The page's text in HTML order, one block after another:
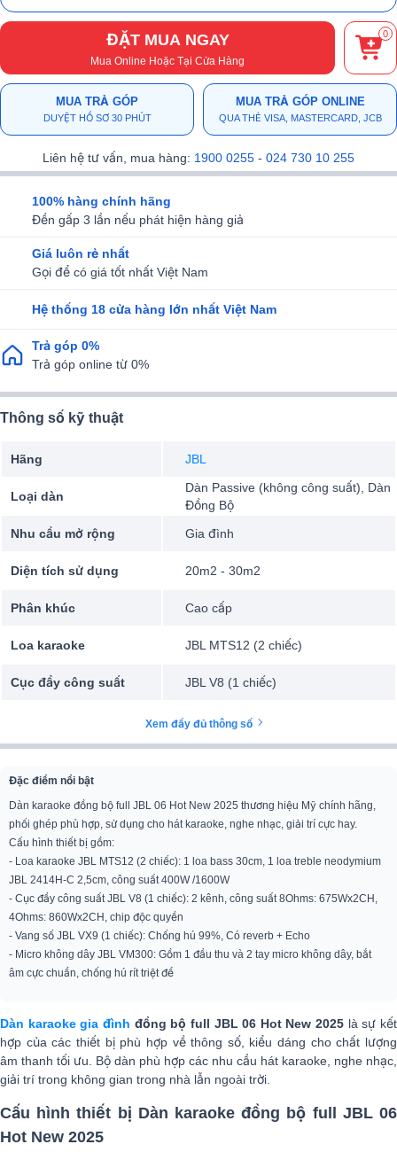
ĐẶT MUA NGAY
Mua Online Hoặc Tại Cửa Hàng
0
MUA TRẢ GÓP
DUYỆT HỒ SƠ 30 PHÚT
MUA TRẢ GÓP ONLINE
QUA THẺ VISA, MASTERCARD, JCB
Liên hệ tư vấn, mua hàng: 1900 0255 - 024 730 10 255
100% hàng chính hãng
Đền gấp 3 lần nếu phát hiện hàng giả
Giá luôn rẻ nhất
Gọi để có giá tốt nhất Việt Nam
Hệ thống 18 cửa hàng lớn nhất Việt Nam
Trả góp 0%
Trả góp online từ 0%
Thông số kỹ thuật
Hãng JBL
Loại dàn
Dàn Passive (không công suất), Dàn
Đồng Bộ
Nhu cầu mở rộng
Gia đình
Diện tích sử dụng 20m2 - 30m2
Phân khúc Cao cấp
Loa karaoke JBL MTS12 (2 chiếc)
Cục đẩy công suất JBL V8 (1 chiếc)
JBL VX9 (1 chiếc)
Xem đầy đủ thông số
Đặc điểm nổi bật
Dàn karaoke đồng bộ full JBL 06 Hot New 2025 thương hiệu Mỹ chính hãng,
phối ghép phù hợp, sử dụng cho hát karaoke, nghe nhạc, giải trí cực hay.
Cấu hình thiết bị gồm:
- Loa karaoke JBL MTS12 (2 chiếc): 1 loa bass 30cm, 1 loa treble neodymium
JBL 2414H-C 2,5cm, công suất 400W /1600W
- Cục đẩy công suất JBL V8 (1 chiếc): 2 kênh, công suất 8Ohms: 675Wx2CH,
4Ohms: 860Wx2CH, chip độc quyền
- Vang số JBL VX9 (1 chiếc): Chống hú 99%, Có reverb + Echo
- Micro không dây JBL VM300: Gồm 1 đầu thu và 2 tay micro không dây, bắt
âm cực chuẩn, chống hú rít triệt để
Dàn karaoke gia đình đồng bộ full JBL 06 Hot New 2025 là sự kết
hợp của các thiết bị phù hợp về thông số, kiểu dáng cho chất lượng
âm thanh tối ưu. Bộ dàn phù hợp các nhu cầu hát karaoke, nghe nhạc,
giải trí trong không gian trong nhà lẫn ngoài trời.
Cấu hình thiết bị Dàn karaoke đồng bộ full JBL 06
Hot New 2025